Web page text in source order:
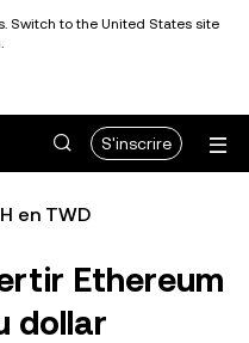
Switch to the United States site
S'inscrire
en TWD
Ethereum
dollar